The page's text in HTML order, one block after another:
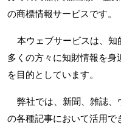
の商標情報サービスです。
本ウェブサービスは、知
多くの方々に知財情報を身
を目的としています。
弊社では、新聞、雑誌
の各種記事において活用で